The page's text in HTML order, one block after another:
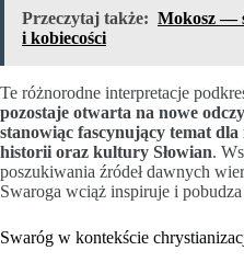
Przeczytaj także: Mokosz —
i kobiecości
Te różnorodne interpretacje
pozostaje otwarta na nowe
stanowiąc fascynujący temat
historii oraz kultury Słowian.
poszukiwania źródeł dawnych
Swaroga wciąż inspiruje i
Swaróg w kontekście